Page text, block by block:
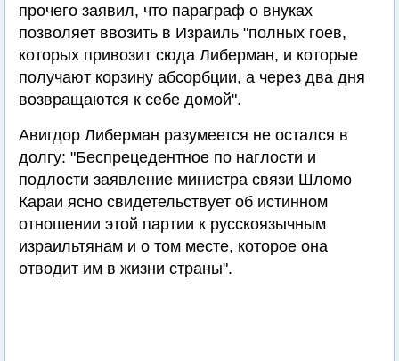
прочего заявил, что параграф о внуках
позволяет ввозить в Израиль "полных гоев,
которых привозит сюда Либерман, и которые
получают корзину абсорбции, а через два дня
возвращаются к себе домой".
Авигдор Либерман разумеется не остался в
долгу: "Беспрецедентное по наглости и
подлости заявление министра связи Шломо
Караи ясно свидетельствует об истинном
отношении этой партии к русскоязычным
израильтянам и о том месте, которое она
отводит им в жизни страны".